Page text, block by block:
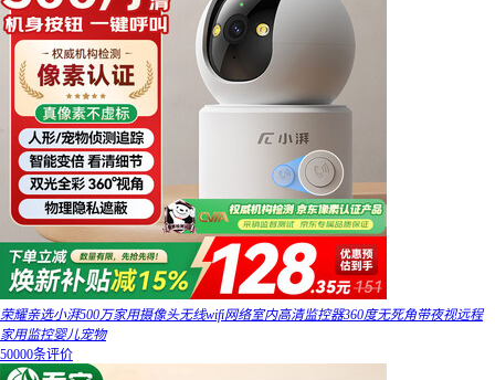
荣耀亲选小湃500万家用摄像头无线wifi网络室内高清监控器360度无死角带夜视远程
家用监控婴儿宠物
50000条评价